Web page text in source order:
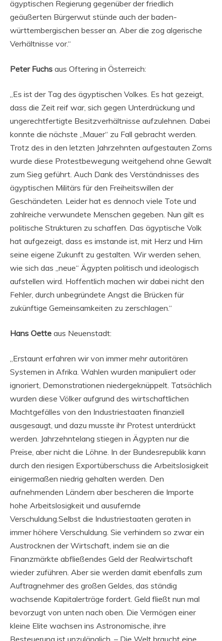
ägyptischen Regierung gegenüber der friedlich
geäußerten Bürgerwut stünde auch der baden-
württembergischen besser an. Aber die zog algerische
Verhältnisse vor.“
Peter Fuchs aus Oftering in Österreich:
„Es ist der Tag des ägyptischen Volkes. Es hat gezeigt,
dass die Zeit reif war, sich gegen Unterdrückung und
ungerechtfertigte Besitzverhältnisse aufzulehnen. Dabei
konnte die nächste „Mauer“ zu Fall gebracht werden.
Trotz des in den letzten Jahrzehnten aufgestauten Zorns
wurde diese Protestbewegung weitgehend ohne Gewalt
zum Sieg geführt. Auch Dank des Verständnisses des
ägyptischen Militärs für den Freiheitswillen der
Geschändeten. Leider hat es dennoch viele Tote und
zahlreiche verwundete Menschen gegeben. Nun gilt es
politische Strukturen zu schaffen. Das ägyptische Volk
hat aufgezeigt, dass es imstande ist, mit Herz und Hirn
seine eigene Zukunft zu gestalten. Wir werden sehen,
wie sich das „neue“ Ägypten politisch und ideologisch
aufstellen wird. Hoffentlich machen wir dabei nicht den
Fehler, durch unbegründete Angst die Brücken für
zukünftige Gemeinsamkeiten zu zerschlagen.“
Hans Oette aus Neuenstadt:
„Erstaunt erfahren wir von immer mehr autoritären
Systemen in Afrika. Wahlen wurden manipuliert oder
ignoriert, Demonstrationen niedergeknüppelt. Tatsächlich
wurden diese Völker aufgrund des wirtschaftlichen
Machtgefälles von den Industriestaaten finanziell
ausgesaugt, und dazu musste ihr Protest unterdrückt
werden. Jahrzehntelang stiegen in Ägypten nur die
Preise, aber nicht die Löhne. In der Bundesrepublik kann
durch den riesigen Exportüberschuss die Arbeitslosigkeit
einigermaßen niedrig gehalten werden. Den
aufnehmenden Ländern aber bescheren die Importe
hohe Arbeitslosigkeit und ausufernde
Verschuldung.Selbst die Industriestaaten geraten in
immer höhere Verschuldung. Sie verhindern so zwar ein
Austrocknen der Wirtschaft, indem sie an die
Finanzmärkte abfließendes Geld der Realwirtschaft
wieder zuführen. Aber sie werden damit ebenfalls zum
Auftragnehmer des großen Geldes, das ständig
wachsende Kapitalerträge fordert. Geld fließt nun mal
bevorzugt von unten nach oben. Die Vermögen einer
kleine Elite wachsen ins Astronomische, ihre
Besteuerung ist unzulänglich. – Die Welt braucht eine